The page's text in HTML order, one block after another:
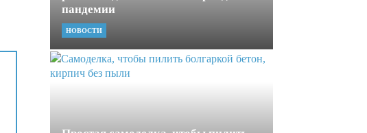
пандемии
НОВОСТИ